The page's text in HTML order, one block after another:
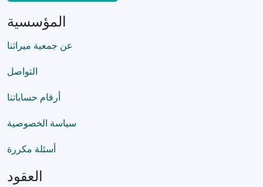
المؤسسية
عن جمعية ميراثنا
التواصل
أرقام حساباتنا
سياسة الخصوصية
أسئلة مكررة
العقود